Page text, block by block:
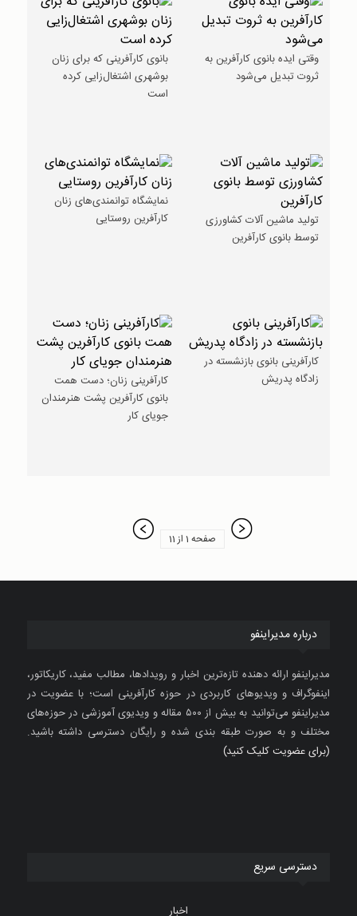
وقتی ایده بانوی کارآفرین به
ثروت تبدیل می‌شود
بانوی کارآفرینی که برای زنان
بوشهری اشتغال‌زایی کرده
است
تولید ماشین آلات کشاورزی
توسط بانوی کارآفرین
نمایشگاه توانمندی‌های زنان
کارآفرین روستایی
کارآفرینی بانوی بازنشسته‌ در
زادگاه پدریش
کارآفرینی زنان؛ دست همت
بانوی کارآفرین پشت هنرمندان
جویای کار
صفحه 1 از 11
درباره مدیراینفو
مدیراینفو ارائه دهنده تازه‌ترین اخبار و رویدادها، مطالب مفید، کاریکاتور،
اینفوگراف و ویدیوهای کاربردی در حوزه کارآفرینی است؛ با عضویت در
مدیراینفو می‌توانید به بیش از ۵۰۰ مقاله و ویدیوی آموزشی در حوزه‌های
مختلف و به صورت طبقه بندی شده و رایگان دسترسی داشته باشید.
(برای عضویت کلیک کنید)
دسترسی سریع
اخبار